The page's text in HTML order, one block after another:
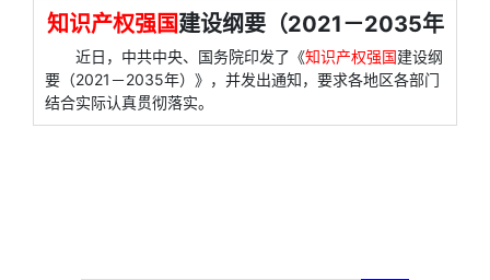
知识产权强国建设纲要（2021－2035年
近日，中共中央、国务院印发了《知识产权强国建设纲
要（2021－2035年）》，并发出通知，要求各地区各部门
结合实际认真贯彻落实。